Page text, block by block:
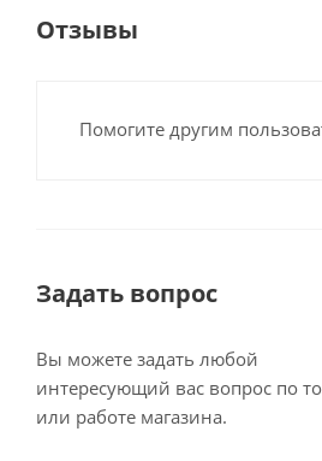
Отзывы
Помогите другим
Задать вопрос
Вы можете задать любой
интересующий вас вопрос по
или работе магазина.